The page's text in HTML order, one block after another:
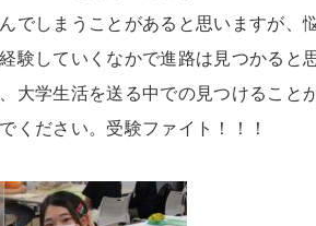
でしまうことがあると思いますが、
験していくなかで進路は見つかると
大学生活を送る中での見つけること
ください。受験ファイト！！！